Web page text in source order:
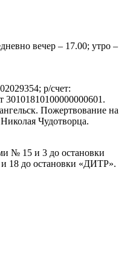
вечер – 17.00; утро –
р/счет:
30101810100000000601.
Пожертвование на
Чудотворца.
№ 15 и 3 до остановки
18 до остановки «ДИТР».